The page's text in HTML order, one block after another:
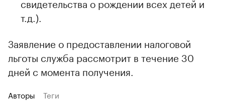
т.д.).
Заявление о предоставлении налоговой
льготы служба рассмотрит в течение 30
дней с момента получения.
Авторы Теги